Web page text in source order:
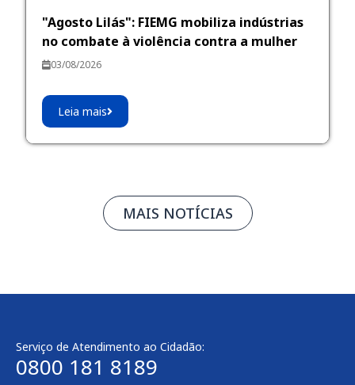
"Agosto Lilás": FIEMG mobiliza indústrias
no combate à violência contra a mulher
03/08/2026
Leia mais
MAIS NOTÍCIAS
Serviço de Atendimento ao Cidadão:
0800 181 8189